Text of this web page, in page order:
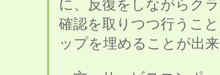
に、反復をしながらク
確認を取りつつ行うこ
ップを埋めることが出